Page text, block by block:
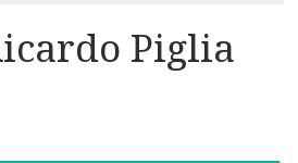
Piglia